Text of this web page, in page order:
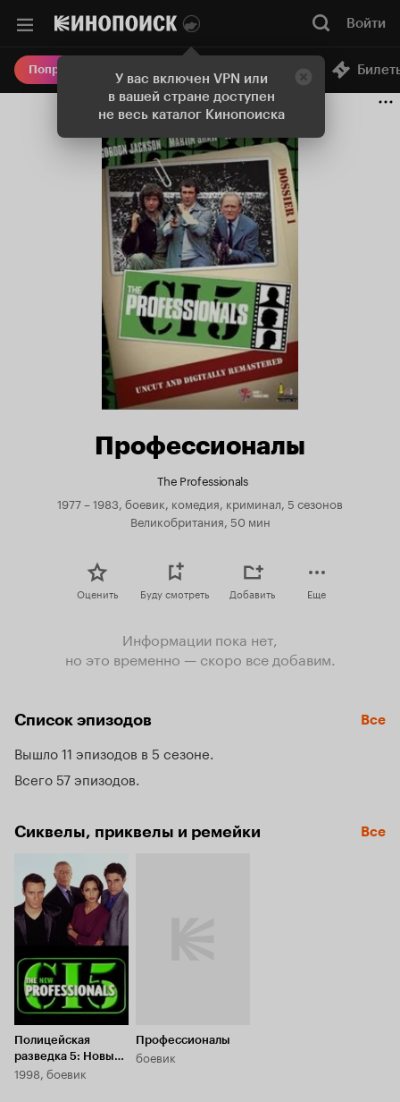
У вас включен VPN или
в вашей стране доступен
не весь каталог Кинопоиска
Войти
Попробовать Плюс Онлайн-кинотеатр
Профессионалы
The Professionals
1977 – 1983, боевик, комедия, криминал, 5 сезонов
Великобритания, 50 мин
Оценить Буду смотреть Добавить Еще
Информации пока нет,
но это временно — скоро все добавим.
Список эпизодов Все
Вышло 11 эпизодов в 5 сезоне
Всего 57 эпизодов
Сиквелы, приквелы и ремейки Все
Полицейская
разведка 5: Новые
профессионалы
1998, боевик
Профессионалы
боевик